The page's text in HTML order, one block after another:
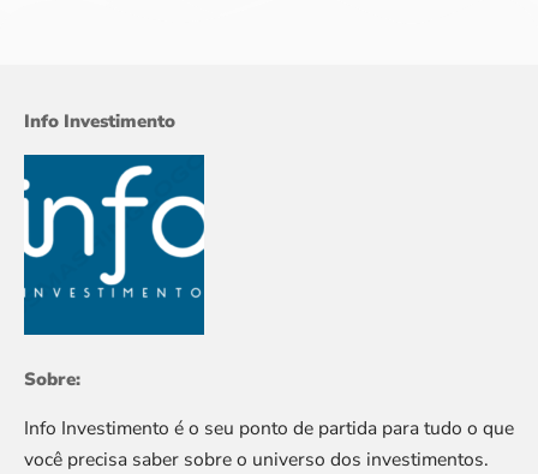
Info Investimento
Sobre:
Info Investimento é o seu ponto de partida para tudo o que
você precisa saber sobre o universo dos investimentos.